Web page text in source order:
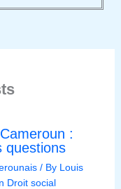
:
questions
/ By Louis
Droit social